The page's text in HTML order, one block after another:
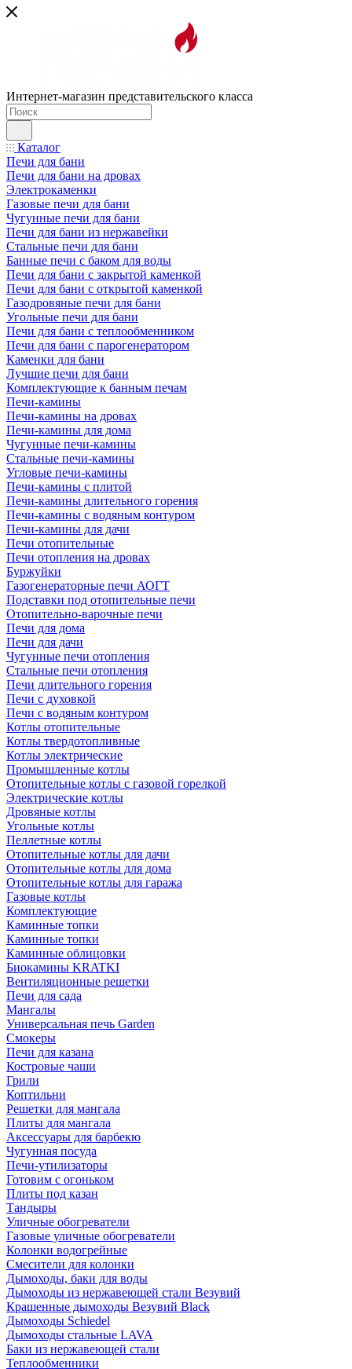
Интернет-магазин представительского класса
Каталог
Печи для бани
Печи для бани на дровах
Электрокаменки
Газовые печи для бани
Чугунные печи для бани
Печи для бани из нержавейки
Стальные печи для бани
Банные печи с баком для воды
Печи для бани с закрытой каменкой
Печи для бани с открытой каменкой
Газодровяные печи для бани
Угольные печи для бани
Печи для бани с теплообменником
Печи для бани с парогенератором
Каменки для бани
Лучшие печи для бани
Комплектующие к банным печам
Печи-камины
Печи-камины на дровах
Печи-камины для дома
Чугунные печи-камины
Стальные печи-камины
Угловые печи-камины
Печи-камины с плитой
Печи-камины длительного горения
Печи-камины с водяным контуром
Печи-камины для дачи
Печи отопительные
Печи отопления на дровах
Буржуйки
Газогенераторные печи АОГТ
Подставки под отопительные печи
Отопительно-варочные печи
Печи для дома
Печи для дачи
Чугунные печи отопления
Стальные печи отопления
Печи длительного горения
Печи с духовкой
Печи с водяным контуром
Котлы отопительные
Котлы твердотопливные
Котлы электрические
Промышленные котлы
Отопительные котлы с газовой горелкой
Электрические котлы
Дровяные котлы
Угольные котлы
Пеллетные котлы
Отопительные котлы для дачи
Отопительные котлы для дома
Отопительные котлы для гаража
Газовые котлы
Комплектующие
Каминные топки
Каминные топки
Каминные облицовки
Биокамины KRATKI
Вентиляционные решетки
Печи для сада
Мангалы
Универсальная печь Garden
Смокеры
Печи для казана
Костровые чаши
Грили
Коптильни
Решетки для мангала
Плиты для мангала
Аксессуары для барбекю
Чугунная посуда
Печи-утилизаторы
Готовим с огоньком
Плиты под казан
Тандыры
Уличные обогреватели
Газовые уличные обогреватели
Колонки водогрейные
Смесители для колонки
Дымоходы, баки для воды
Дымоходы из нержавеющей стали Везувий
Крашенные дымоходы Везувий Black
Дымоходы Schiedel
Дымоходы стальные LAVA
Баки из нержавеющей стали
Теплообменники